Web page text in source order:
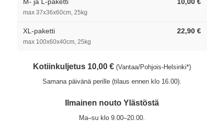
max 37x36x60cm, 25kg
XL-paketti
max 100x60x40cm, 25kg
22,90 €
Kotiinkuljetus 10,00 € (Vantaa/Pohjois-Helsinki*)
Samana päivänä perille (tilaus ennen klo 16.00).
Ilmainen nouto Ylästöstä
Ma–su klo 9.00–20.00.